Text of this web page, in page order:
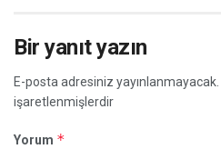
Bir yanıt yazın
E-posta adresiniz yayınlanmayacak.
işaretlenmişlerdir
Yorum *